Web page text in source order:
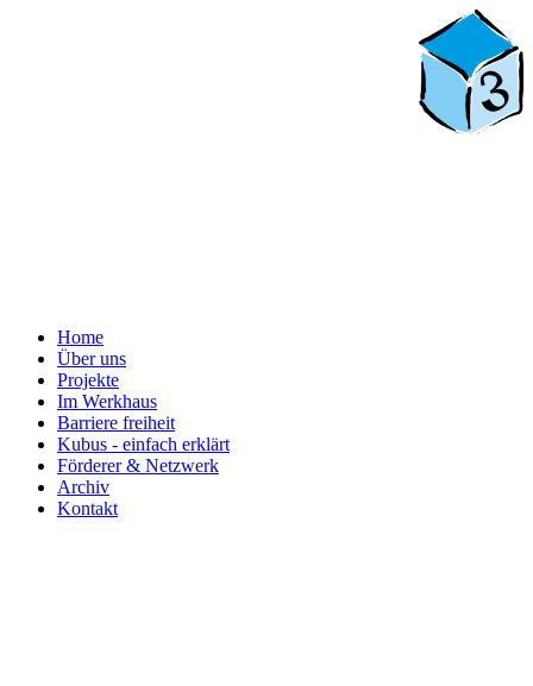
Home
Über uns
Projekte
Im Werkhaus
Barriere freiheit
Kubus - einfach erklärt
Förderer & Netzwerk
Archiv
Kontakt